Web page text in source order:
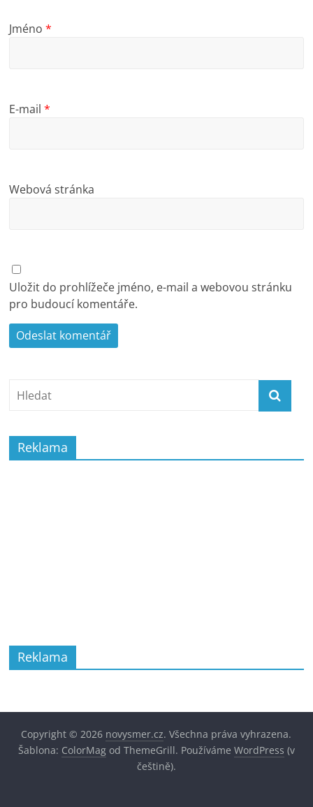
Jméno*
E-mail*
Webová stránka
Uložit do prohlížeče jméno, e-mail a webovou stránku
pro budoucí komentáře.
Reklama
Reklama
Copyright © 2026 novysmer.cz. Všechna práva vyhrazena.
Šablona: ColorMagod ThemeGrill. Používáme WordPress (v
češtině).